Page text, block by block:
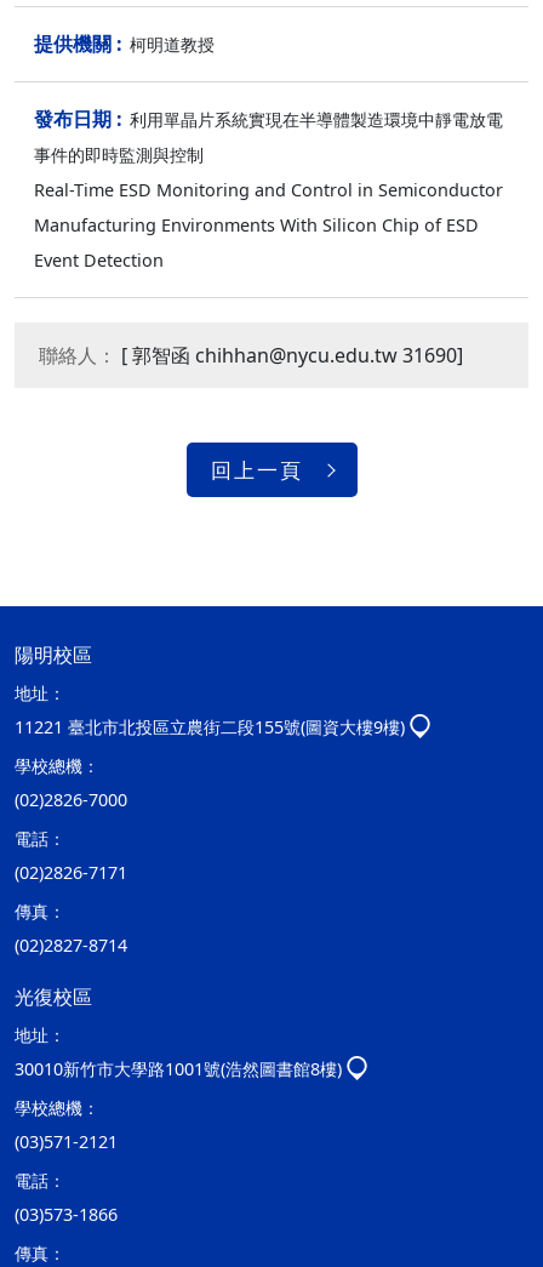
柯明道教授
利用單晶片系統實現在半導體製造環境中靜電放電
事件的即時監測與控制
Real-Time ESD Monitoring and Control in Semiconductor
Manufacturing Environments With Silicon Chip of ESD
Event Detection
聯絡人： [ 郭智函 chihhan@nycu.edu.tw 31690]
回上一頁
陽明校區
地址：
11221 臺北市北投區立農街二段155號(圖資大樓9樓)
學校總機：
(02)2826-7000
電話：
(02)2826-7171
傳真：
(02)2827-8714
光復校區
地址：
30010新竹市大學路1001號(浩然圖書館8樓)
學校總機：
(03)571-2121
電話：
(03)573-1866
傳真：